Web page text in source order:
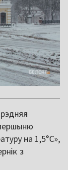
на 1,5°С»,
з